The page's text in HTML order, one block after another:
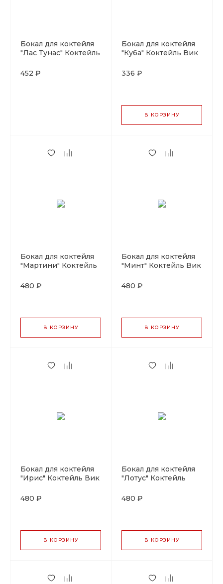
Бокал для коктейля
"Лас Тунас" Коктейль
Barware
452 ₽
Бокал для коктейля
"Куба" Коктейль Вик
336 ₽
В КОРЗИНУ
Бокал для коктейля
"Мартини" Коктейль
Barware
480 ₽
В КОРЗИНУ
Бокал для коктейля
"Минт" Коктейль Вик
480 ₽
В КОРЗИНУ
Бокал для коктейля
"Ирис" Коктейль Вик
480 ₽
В КОРЗИНУ
Бокал для коктейля
"Лотус" Коктейль
Barware
480 ₽
В КОРЗИНУ